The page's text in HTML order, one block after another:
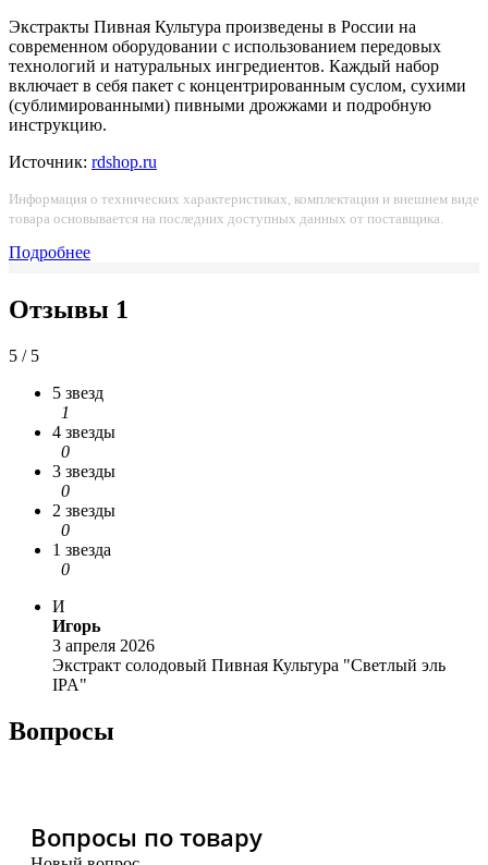
Экстракты Пивная Культура произведены в России на
современном оборудовании с использованием передовых
технологий и натуральных ингредиентов. Каждый набор
включает в себя пакет с концентрированным суслом, сухими
(сублимированными) пивными дрожжами и подробную
инструкцию.
Источник: rdshop.ru
Информация о технических характеристиках, комплектации и внешнем виде
товара основывается на последних доступных данных от поставщика.
Подробнее
Отзывы 1
5 / 5
5 звезд
1
4 звезды
0
3 звезды
0
2 звезды
0
1 звезда
0
И
Игорь
3 апреля 2026
Экстракт солодовый Пивная Культура "Светлый эль
IPA"
Вопросы
Вопросы по товару